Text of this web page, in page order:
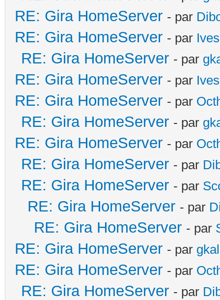
RE: Gira HomeServer - par
RE: Gira HomeServer - par Ives
RE: Gira HomeServer - par
RE: Gira HomeServer - par Ives
RE: Gira HomeServer - par
RE: Gira HomeServer - par
RE: Gira HomeServer - par
RE: Gira HomeServer - par
RE: Gira HomeServer - par
RE: Gira HomeServer - par
RE: Gira HomeServer - par
RE: Gira HomeServer - par
RE: Gira HomeServer - par
RE: Gira HomeServer - par